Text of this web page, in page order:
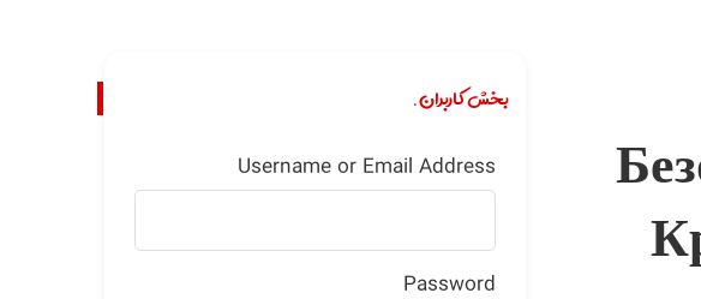
بخش کاربران.
Username or Email Address
Password